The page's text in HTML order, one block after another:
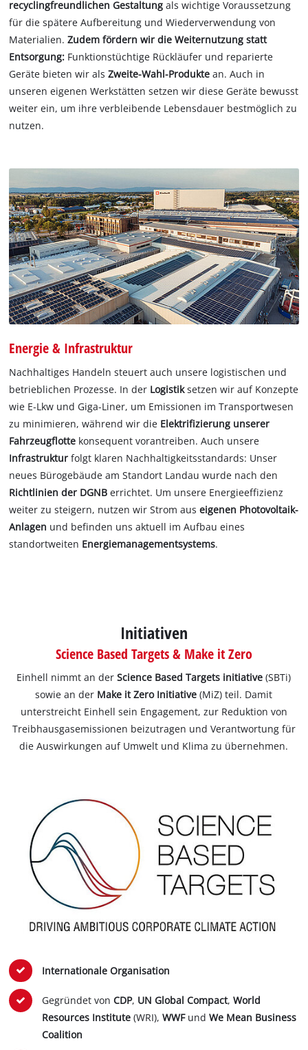
recyclingfreundlichen Gestaltung als wichtige Voraussetzung
für die spätere Aufbereitung und Wiederverwendung von
Materialien.Zudem fördern wir die Weiternutzung statt
Entsorgung: Funktionstüchtige Rückläufer und reparierte
Geräte bieten wir alsZweite-Wahl-Produkte an. Auch in
unseren eigenen Werkstätten setzen wir diese Geräte bewusst
weiter ein, um ihre verbleibende Lebensdauer bestmöglich zu
nutzen.
Energie & Infrastruktur
Nachhaltiges Handeln steuert auch unsere logistischen und
betrieblichen Prozesse. In der Logistiksetzen wir auf Konzepte
wie E‑Lkw und Giga-Liner, um Emissionen im Transportwesen
zu minimieren, während wir die Elektrifizierung unserer
Fahrzeugflotte konsequent vorantreiben. Auch unsere
Infrastrukturfolgt klaren Nachhaltigkeitsstandards: Unser
neues Bürogebäude am Standort Landau wurde nach den
Richtlinien der DGNBerrichtet. Um unsere Energieeffizienz
weiter zu steigern, nutzen wir Strom auseigenen Photovoltaik-
Anlagen und befinden uns aktuell im Aufbau eines
standortweiten Energiemanagementsystems.
Initiativen
Science Based Targets & Make it Zero
Einhell nimmt an derScience Based Targets initiative (SBTi)
sowie an der Make it Zero Initiative (MiZ) teil. Damit
unterstreicht Einhell sein Engagement, zur Reduktion von
Treibhausgasemissionen beizutragen und Verantwortung für
die Auswirkungen auf Umwelt und Klima zu übernehmen.
Internationale Organisation
Gegründet vonCDP, UN Global Compact,World
Resources Institute (WRI),WWF undWe Mean Business
Coalition